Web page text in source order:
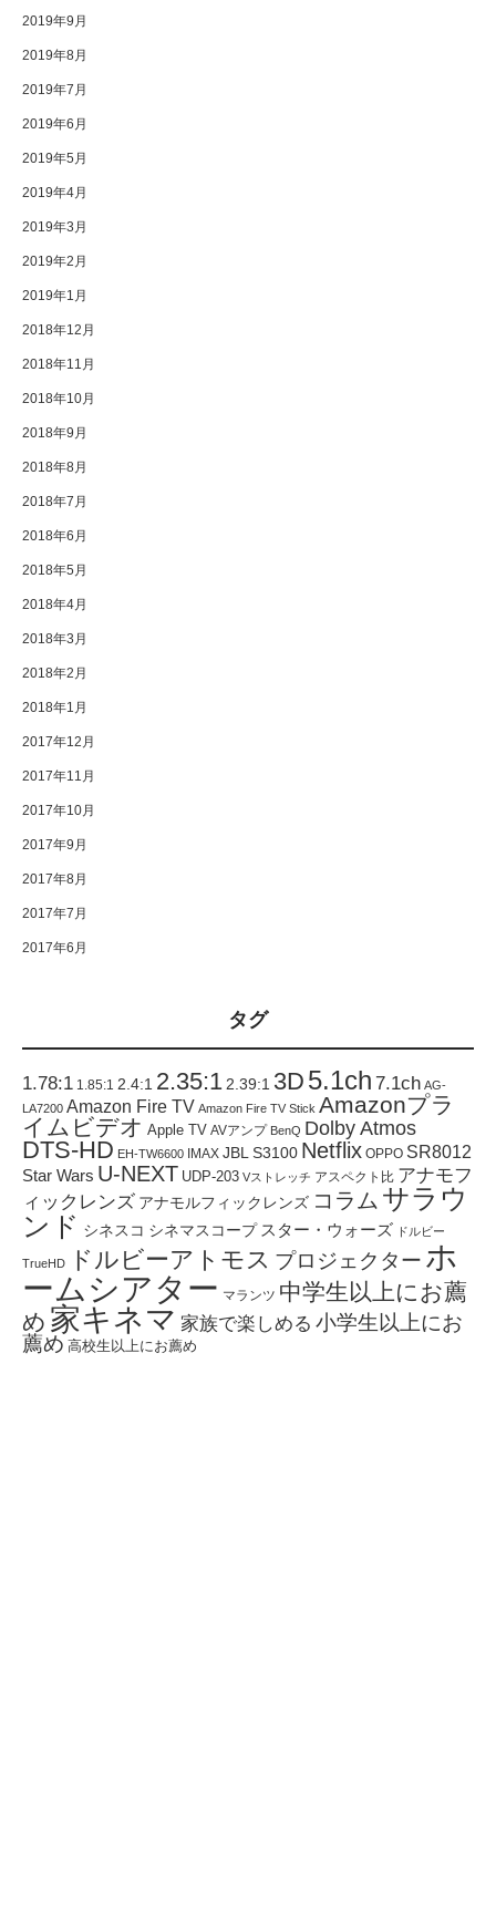
2019年9月
2019年8月
2019年7月
2019年6月
2019年5月
2019年4月
2019年3月
2019年2月
2019年1月
2018年12月
2018年11月
2018年10月
2018年9月
2018年8月
2018年7月
2018年6月
2018年5月
2018年4月
2018年3月
2018年2月
2018年1月
2017年12月
2017年11月
2017年10月
2017年9月
2017年8月
2017年7月
2017年6月
タグ
1.78:1 1.85:1 2.4:1 2.35:1 2.39:1 3D 5.1ch 7.1ch AG-
LA7200 Amazon Fire TV Amazon Fire TV Stick Amazonプラ
イムビデオ Apple TV AVアンプ BenQ Dolby Atmos
DTS-HD EH-TW6600 IMAX JBL S3100 Netflix OPPO SR8012
Star Wars U-NEXT UDP-203 Vストレッチ アスペクト比 アナモフ
ィックレンズ アナモルフィックレンズ コラム サラウ
ンド シネスコ シネマスコープ スター・ウォーズ ドルビー
TrueHD ドルビーアトモス プロジェクター ホ
ームシアター マランツ 中学生以上にお薦
め 家キネマ 家族で楽しめる 小学生以上にお
薦め 高校生以上にお薦め